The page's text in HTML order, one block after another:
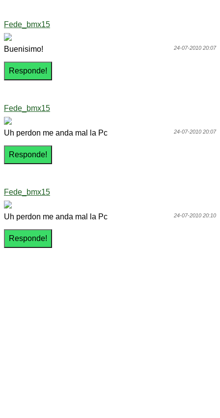
Fede_bmx15
24-07-2010 20:07
Buenisimo!
Fede_bmx15
24-07-2010 20:07
Uh perdon me anda mal la Pc
Fede_bmx15
24-07-2010 20:10
Uh perdon me anda mal la Pc